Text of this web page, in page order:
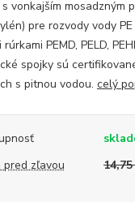
vonkajším mosadzným
pre rozvody vody
PEMD, PELD,
spojky sú
s pitnou vodou. celý
pred zľavou
14,75